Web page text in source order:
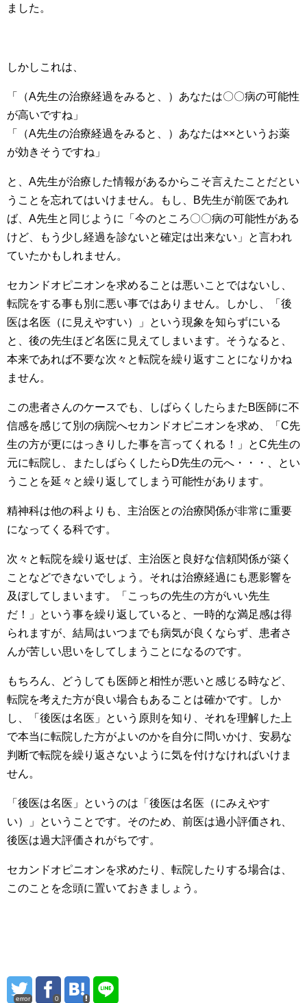
ました。
しかしこれは、
「（A先生の治療経過をみると、）あなたは〇〇病の可能性
が高いですね」
「（A先生の治療経過をみると、）あなたは××というお薬
が効きそうですね」
と、A先生が治療した情報があるからこそ言えたことだとい
うことを忘れてはいけません。もし、B先生が前医であれ
ば、A先生と同じように「今のところ〇〇病の可能性がある
けど、もう少し経過を診ないと確定は出来ない」と言われ
ていたかもしれません。
セカンドオピニオンを求めることは悪いことではないし、
転院をする事も別に悪い事ではありません。しかし、「後
医は名医（に見えやすい）」という現象を知らずにいる
と、後の先生ほど名医に見えてしまいます。そうなると、
本来であれば不要な次々と転院を繰り返すことになりかね
ません。
この患者さんのケースでも、しばらくしたらまたB医師に不
信感を感じて別の病院へセカンドオピニオンを求め、「C先
生の方が更にはっきりした事を言ってくれる！」とC先生の
元に転院し、またしばらくしたらD先生の元へ・・・、とい
うことを延々と繰り返してしまう可能性があります。
精神科は他の科よりも、主治医との治療関係が非常に重要
になってくる科です。
次々と転院を繰り返せば、主治医と良好な信頼関係が築く
ことなどできないでしょう。それは治療経過にも悪影響を
及ぼしてしまいます。「こっちの先生の方がいい先生
だ！」という事を繰り返していると、一時的な満足感は得
られますが、結局はいつまでも病気が良くならず、患者さ
んが苦しい思いをしてしまうことになるのです。
もちろん、どうしても医師と相性が悪いと感じる時など、
転院を考えた方が良い場合もあることは確かです。しか
し、「後医は名医」という原則を知り、それを理解した上
で本当に転院した方がよいのかを自分に問いかけ、安易な
判断で転院を繰り返さないように気を付けなければいけま
せん。
「後医は名医」というのは「後医は名医（にみえやす
い）」ということです。そのため、前医は過小評価され、
後医は過大評価されがちです。
セカンドオピニオンを求めたり、転院したりする場合は、
このことを念頭に置いておきましょう。
error 0